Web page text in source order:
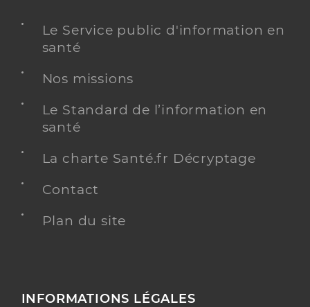
Le Service public d'information en
santé
Nos missions
Le Standard de l’information en
santé
La charte Santé.fr Décryptage
Contact
Plan du site
INFORMATIONS LÉGALES